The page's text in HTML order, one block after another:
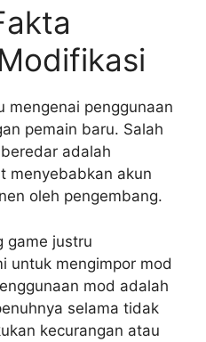
mengenai penggunaan
pemain baru. Salah
adalah
menyebabkan akun
oleh pengembang.
game justru
untuk mengimpor mod
mod adalah
selama tidak
kecurangan atau